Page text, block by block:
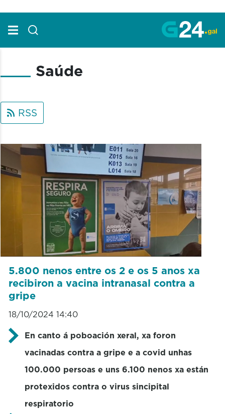
Saúde
RSS
5.800 nenos entre os 2 e os 5 anos xa
recibiron a vacina intranasal contra a
gripe
18/10/2024 14:40
En canto á poboación xeral, xa foron
vacinadas contra a gripe e a covid unhas
100.000 persoas e uns 6.100 nenos xa están
protexidos contra o virus sincipital
respiratorio